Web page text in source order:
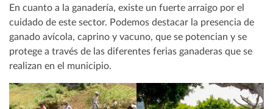
En cuanto a la ganadería, existe un fuerte arraigo por el
cuidado de este sector. Podemos destacar la presencia de
ganado avícola, caprino y vacuno, que se potencian y se
protege a través de las diferentes ferias ganaderas que se
realizan en el municipio.